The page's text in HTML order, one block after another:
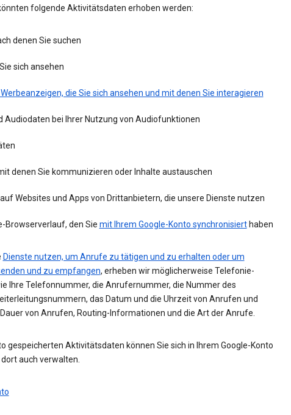
folgende Aktivitätsdaten erhoben werden:
denen Sie suchen
sich ansehen
die Sie sich ansehen und mit denen Sie interagieren
Audiodaten bei Ihrer Nutzung von Audiofunktionen
denen Sie kommunizieren oder Inhalte austauschen
Websites und Apps von Drittanbietern, die unsere Dienste nutzen
Browserverlauf, den Sie mit Ihrem Google-Konto synchronisierthaben
Dienste nutzen, um Anrufe zu tätigen und zu erhalten oder um
und zu empfangen, erheben wir möglicherweise Telefonie-
Ihre Telefonnummer, die Anrufernummer, die Nummer des
das Datum und die Uhrzeit von Anrufen und
von Anrufen, Routing-Informationen und die Art der Anrufe.
gespeicherten Aktivitätsdaten können Sie sich in Ihrem Google-Konto
auch verwalten.